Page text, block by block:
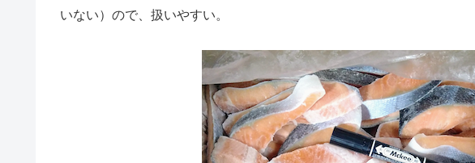
いない）ので、扱いやすい。